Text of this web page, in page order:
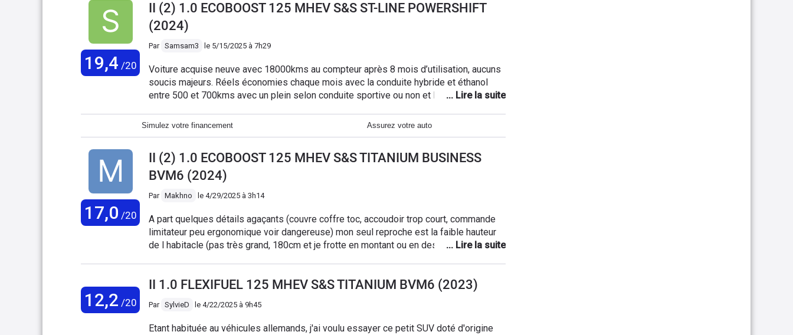
Par contre question pêche des 155 dadas tout va bien, le coffre est parfait pour notre
petite famille, et la gueule est quand même très sympa ( mais sur ce point les goûts
19,4 /20
II (2) 1.0 ECOBOOST 125 MHEV S&S ST-LINE POWERSHIFT
(2024)
Par Samsam3 le 5/15/2025 à 7h29
Voiture acquise neuve avec 18000kms au compteur après 8 mois d’utilisation, aucuns
soucis majeurs. Réels économies chaque mois avec la conduite hybride et éthanol
entre 500 et 700kms avec un plein selon conduite sportive ou non et les routes
Ford depuis 30 ans et ce n’est pas pour rien.
Simulez votre financement Assurez votre auto
17,0 /20
II (2) 1.0 ECOBOOST 125 MHEV S&S TITANIUM BUSINESS
BVM6 (2024)
Par Makhno le 4/29/2025 à 3h14
A part quelques détails agaçants (couvre coffre toc, accoudoir trop court, commande
limitateur peu ergonomique voir dangereuse) mon seul reproche est la faible hauteur
de l habitacle (pas très grand, 180cm et je frotte en montant ou en descendant du
12,2 /20
II 1.0 FLEXIFUEL 125 MHEV S&S TITANIUM BVM6 (2023)
Par SylvieD le 4/22/2025 à 9h45
Etant habituée au véhicules allemands, j'ai voulu essayer ce petit SUV doté d'origine